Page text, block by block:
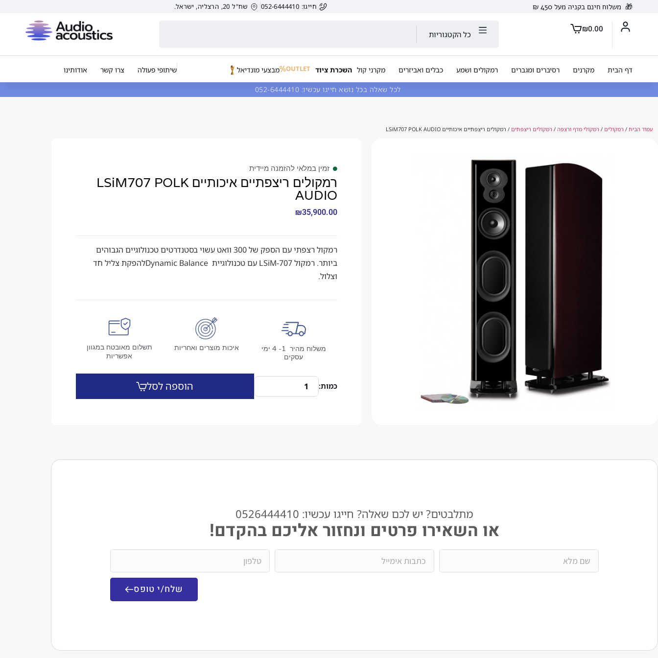
🎁 משלוח חינם בקניה מעל 450 ₪ חייגו: 052-6444410 שח"ל 20, הרצליה, ישראל.
₪0.00
כל הקטגוריות
דף הבית מקרנים רסיברים ומגברים רמקולים ושמע כבלים ואביזרים מקרני קול השכרת ציוד OUTLET מבצעי מונדיאל שיתופי פעולה צרו קשר אודותינו
לכל שאלה בכל נושא חייגו עכשיו:
עמוד הבית / רמקולים / רמקולי מדף ורצפה / רמקולים ריצפתים / רמקולים ריצפתיים איכותיים LSiM707 POLK AUDIO
זמין במלאי להזמנה מיידית
רמקולים ריצפתיים איכותיים LSiM707 POLK
AUDIO
₪35,900.00
רמקול רצפתי עם הספק של 300 וואט עשוי בסטנדרטים טכנולוגיים הגבוהים
ביותר. רמקול LSiM-707 עם טכנולוגיית Dynamic Balanceלהפקת צליל חד
וצלול.
משלוח מהיר 1- 4 ימי
עסקים
איכות מוצרים ואחריות
תשלום מאובטח במגוון
אפשריות
הוספה לסל
מתלבטים? יש לכם שאלה? חייגו עכשיו: 0526444410​
או השאירו פרטים ונחזור אליכם בהקדם!
שלח/י טופס